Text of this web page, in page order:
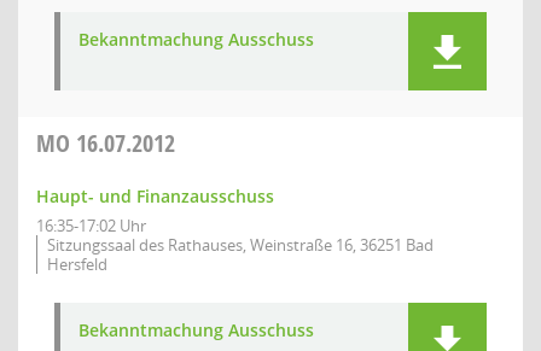
Bekanntmachung Ausschuss
MO 16.07.2012
Haupt- und Finanzausschuss
16:35-17:02 Uhr
Sitzungssaal des Rathauses, Weinstraße 16, 36251 Bad
Hersfeld
Bekanntmachung Ausschuss